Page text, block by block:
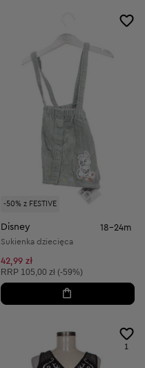
-50% z FESTIVE
Disney 18-24m
Sukienka dziecięca
42,99 zł
Cena sugerowana:
RRP 105,00 zł (-59%)
1